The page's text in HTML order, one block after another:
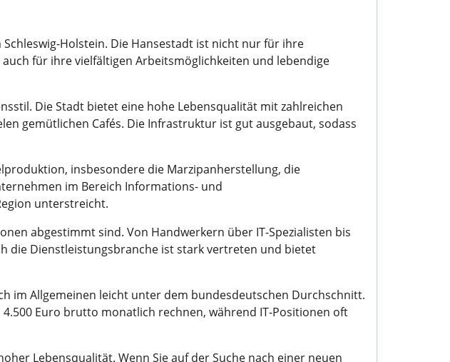
Holstein. Die Hansestadt ist nicht nur für ihre
für ihre vielfältigen Arbeitsmöglichkeiten und lebendige
Die Stadt bietet eine hohe Lebensqualität mit zahlreichen
gemütlichen Cafés. Die Infrastruktur ist gut ausgebaut, sodass
insbesondere die Marzipanherstellung, die
im Bereich Informations- und
unterstreicht.
abgestimmt sind. Von Handwerkern über IT-Spezialisten bis
die Dienstleistungsbranche ist stark vertreten und bietet
im Allgemeinen leicht unter dem bundesdeutschen Durchschnitt.
Euro brutto monatlich rechnen, während IT-Positionen oft
Lebensqualität. Wenn Sie auf der Suche nach einer neuen